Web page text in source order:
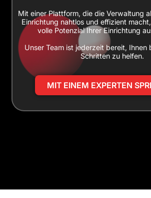
Mit einer Plattform, die die Verwaltung
Einrichtung nahtlos und effizient
volle Potenzial Ihrer Einrichtung
Unser Team ist jederzeit bereit, Ihnen
Schritten zu helfen.
MIT EINEM EXPERTEN